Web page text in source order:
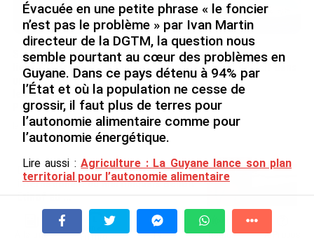
SÉRIE. Histoire des chefs-
lieux d’Outre-mer : Nouméa,
une capitale construite par
le bagne, le nickel et le
Pacifique
le 08/08/2026
Rapport 2025 de l’Ifremer :
un engagement décisif dans
les Outre-mer
De Messi à Trump : l’expérience
internationale du Martiniquais Benoît
le 07/08/2026
À la une Tv Radio A Propos
Évacuée en une petite phrase « le foncier
n’est pas le problème » par Ivan Martin
directeur de la DGTM, la question nous
semble pourtant au cœur des problèmes en
Guyane. Dans ce pays détenu à 94% par
l’État et où la population ne cesse de
grossir, il faut plus de terres pour
l’autonomie alimentaire comme pour
l’autonomie énergétique.
Lire aussi :Agriculture : La Guyane lance son plan
territorial pour l’autonomie alimentaire
rétrocession de 20 000 et 400 000 ha a été pris. Il se
heurte à un conflit autour des chiffres et à un